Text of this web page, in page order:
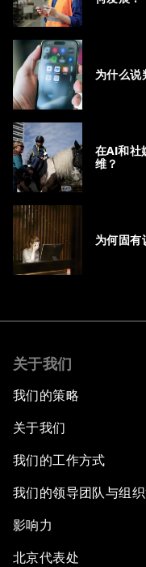
为什么说
在AI和社
维？
为何固有
关于我们
我们的策略
关于我们
我们的工作方式
我们的领导团队与组
影响力
北京代表处